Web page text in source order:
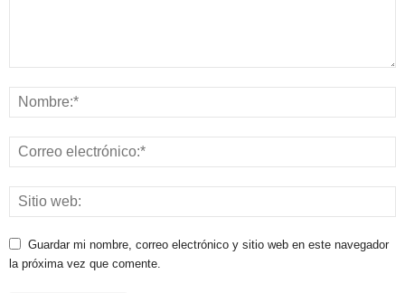
Guardar mi nombre, correo electrónico y sitio web en este navegador
la próxima vez que comente.